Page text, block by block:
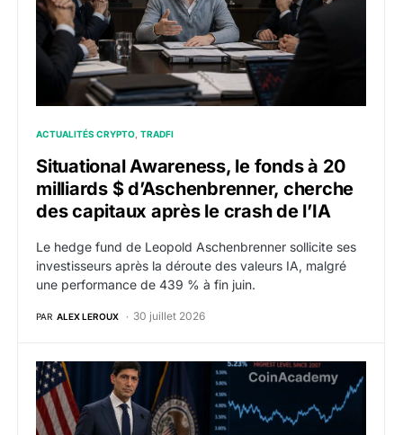
ACTUALITÉS CRYPTO TRADFI
Situational Awareness, le fonds à 20
milliards $ d’Aschenbrenner, cherche
des capitaux après le crash de l’IA
Le hedge fund de Leopold Aschenbrenner sollicite ses
investisseurs après la déroute des valeurs IA, malgré
une performance de 439 % à fin juin.
PAR ALEX LEROUX 30 juillet 2026
La Fed maintient ses taux et les coûts d’emprunt